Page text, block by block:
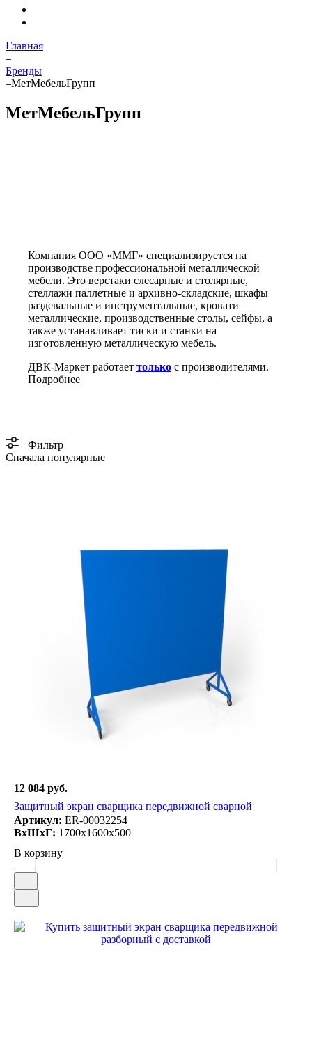
Главная
–
Бренды
–МетМебельГрупп
МетМебельГрупп
Компания ООО «ММГ» специализируется на
производстве профессиональной металлической
мебели. Это верстаки слесарные и столярные,
стеллажи паллетные и архивно-складские, шкафы
раздевальные и инструментальные, кровати
металлические, производственные столы, сейфы, а
также устанавливает тиски и станки на
изготовленную металлическую мебель.
ДВК-Маркет работает только с производителями.
Подробнее
Фильтр
Сначала популярные
12 084 руб.
Защитный экран сварщика передвижной сварной
Артикул: ER-00032254
ВxШxГ: 1700x1600x500
В корзину